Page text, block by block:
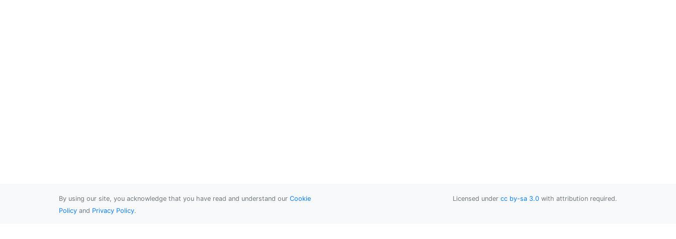
By using our site, you acknowledge that you have read and understand our Cookie
Policy and Privacy Policy.
Licensed under cc by-sa 3.0 with attribution required.